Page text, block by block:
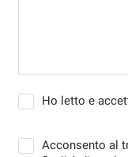
Ho letto e
Acconsento al